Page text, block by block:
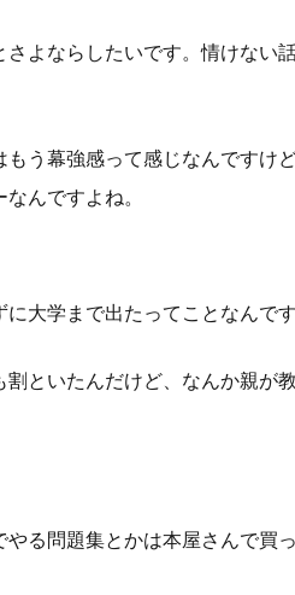
よならしたいです。情けない
う幕強感って感じなんですけど
んですよね。
大学まで出たってことなんで
といたんだけど、なんか親が
る問題集とかは本屋さんで買